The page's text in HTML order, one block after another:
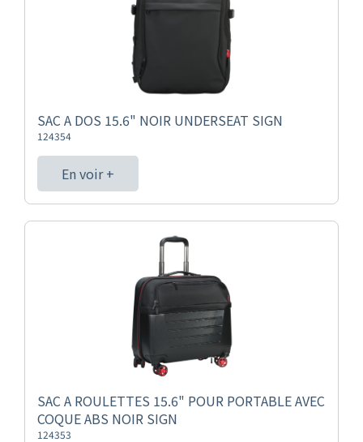
SAC A DOS 15.6" NOIR UNDERSEAT SIGN
124354
En voir +
SAC A ROULETTES 15.6" POUR PORTABLE AVEC
COQUE ABS NOIR SIGN
124353